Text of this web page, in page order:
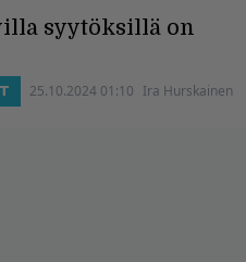
syytöksillä on
25.10.2024 01:10 Ira Hurskainen